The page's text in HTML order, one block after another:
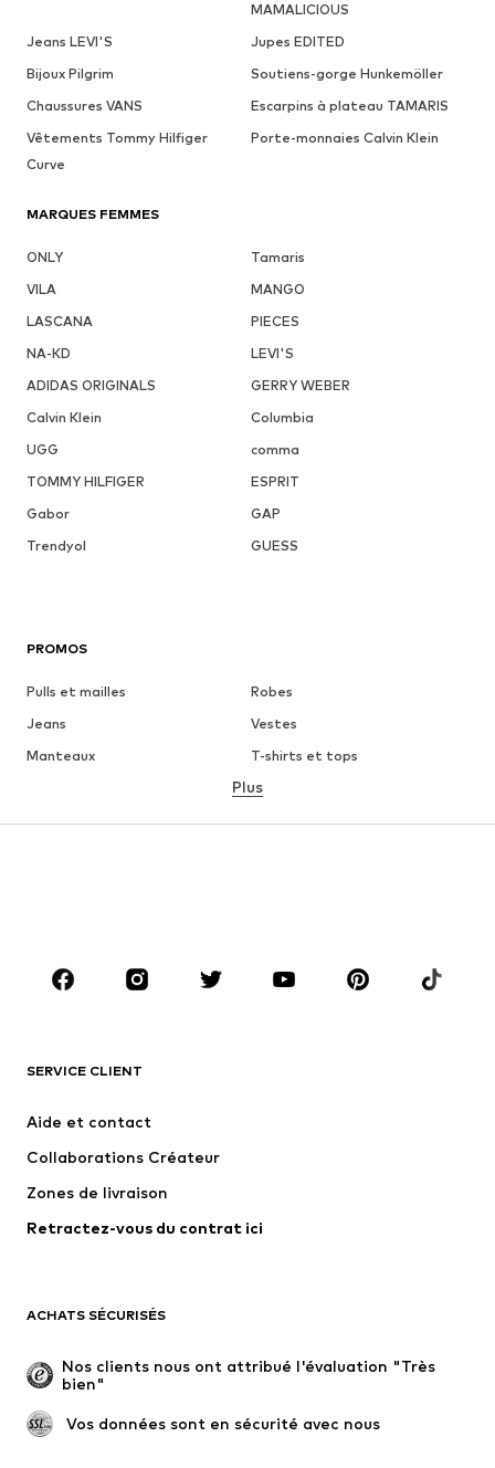
MAMALICIOUS
Jeans LEVI'S
Jupes EDITED
Bijoux Pilgrim
Soutiens-gorge Hunkemöller
Chaussures VANS
Escarpins à plateau TAMARIS
Vêtements Tommy Hilfiger
Curve
Porte-monnaies Calvin Klein
MARQUES FEMMES
ONLY
Tamaris
VILA
MANGO
LASCANA
PIECES
NA-KD
LEVI'S
ADIDAS ORIGINALS
GERRY WEBER
Calvin Klein
Columbia
UGG
comma
TOMMY HILFIGER
ESPRIT
Gabor
GAP
Trendyol
GUESS
PROMOS
Pulls et mailles
Robes
Jeans
Vestes
Manteaux
T-shirts et tops
Lingerie
Jupes
Blouses et tuniques
Accessoires
Premium
Nouveautés
Lingerie
Manteaux
Jupes
Occasions spéciales
Exclusif
Remise à neuf
Plus
SERVICE CLIENT
Aide et contact
Collaborations Créateur
Zones de livraison
Retractez-vous du contrat ici
ACHATS SÉCURISÉS
Nos clients nous ont attribué l'évaluation "Très
bien"
Vos données sont en sécurité avec nous